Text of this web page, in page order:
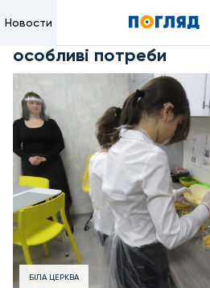
Новости
особливі потреби
БІЛА ЦЕРКВА